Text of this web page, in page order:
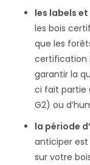
les labels
les bois
que les
certification
garantir la
ci fait partie
G2) ou
la période
anticiper
sur votre